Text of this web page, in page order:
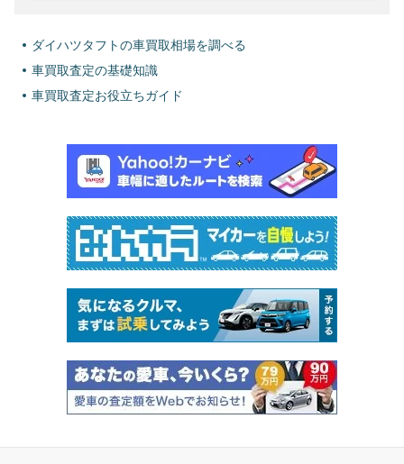
ダイハツタフトの車買取相場を調べる
車買取査定の基礎知識
車買取査定お役立ちガイド